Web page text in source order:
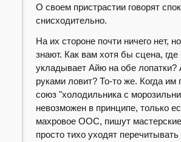
О своем пристрастии говорят
снисходительно.
На их стороне почти ничего нет,
знают. Как вам хотя бы сцена,
укладывает Айю на обе лопатки?
руками ловит? То-то же. Когда им
союз "холодильника с
невозможен в принципе, только
махровое ООС, пишут
просто тихо уходят перечитывать